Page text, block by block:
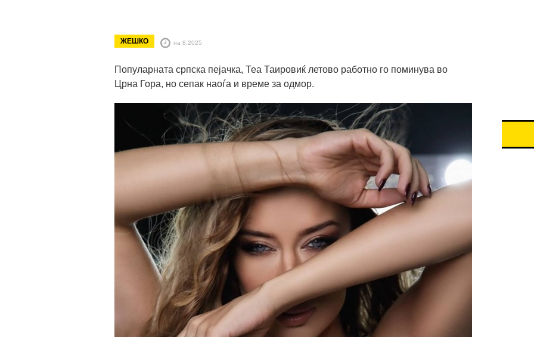
ЖЕШКО на 8.2025
Популарната српска пејачка, Теа Таировиќ летово работно го поминува во
Црна Гора, но сепак наоѓа и време за одмор.